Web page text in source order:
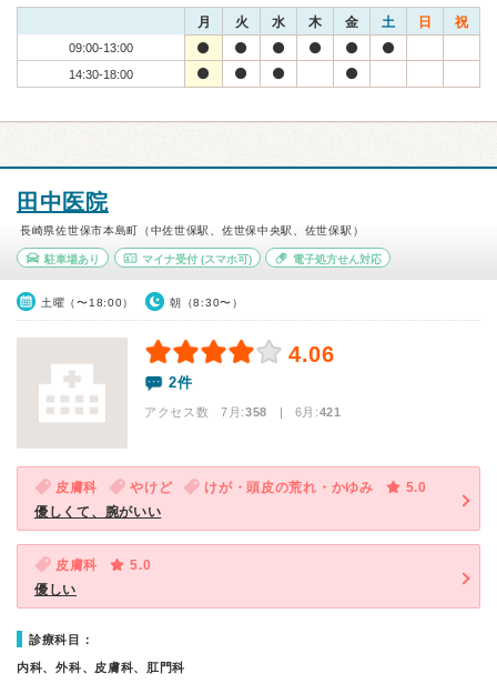
月 火 水 木 金 土 日 祝
09:00-13:00
14:30-18:00
田中医院
長崎県佐世保市本島町（中佐世保駅、佐世保中央駅、佐世保駅）
駐車場あり マイナ受付(スマホ可) 電子処方せん対応
土曜（〜18:00） 朝（8:30〜）
4.06
2件
アクセス数 7月:358 | 6月:421
皮膚科 やけど けが・頭皮の荒れ・かゆみ
5.0
優しくて、腕がいい
皮膚科
5.0
優しい
診療科目：
内科、外科、皮膚科、肛門科